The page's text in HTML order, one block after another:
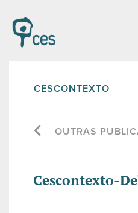
CESCONTEXTO
OUTRAS
Cescontexto-